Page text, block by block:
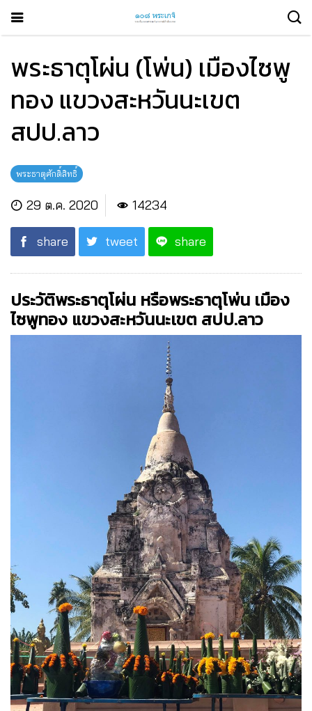
พระธาตุโผ่น (โพ่น) เมืองไซพู
ทอง แขวงสะหวันนะเขต
สปป.ลาว
พระธาตุศักดิ์สิทธิ์
29 ต.ค. 2020 14234
share tweet share
ประวัติพระธาตุโผ่น หรือพระธาตุโพ่น เมือง
ไซพูทอง แขวงสะหวันนะเขต สปป.ลาว